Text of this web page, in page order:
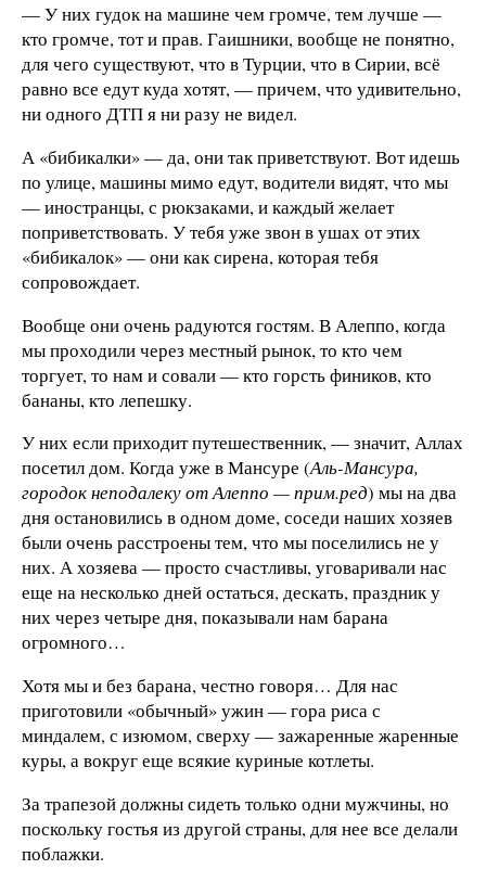
— У них гудок на машине чем громче, тем лучше —
кто громче, тот и прав. Гаишники, вообще не понятно,
для чего существуют, что в Турции, что в Сирии, всё
равно все едут куда хотят, — причем, что удивительно,
ни одного ДТП я ни разу не видел.
А «бибикалки» — да, они так приветствуют. Вот идешь
по улице, машины мимо едут, водители видят, что мы
— иностранцы, с рюкзаками, и каждый желает
поприветствовать. У тебя уже звон в ушах от этих
«бибикалок» — они как сирена, которая тебя
сопровождает.
Вообще они очень радуются гостям. В Алеппо, когда
мы проходили через местный рынок, то кто чем
торгует, то нам и совали — кто горсть фиников, кто
бананы, кто лепешку.
У них если приходит путешественник, — значит, Аллах
посетил дом. Когда уже в Мансуре (Аль-Мансура,
городок неподалеку от Алеппо — прим.ред) мы на два
дня остановились в одном доме, соседи наших хозяев
были очень расстроены тем, что мы поселились не у
них. А хозяева — просто счастливы, уговаривали нас
еще на несколько дней остаться, дескать, праздник у
них через четыре дня, показывали нам барана
огромного…
Хотя мы и без барана, честно говоря… Для нас
приготовили «обычный» ужин — гора риса с
миндалем, с изюмом, сверху — зажаренные жаренные
куры, а вокруг еще всякие куриные котлеты.
За трапезой должны сидеть только одни мужчины, но
поскольку гостья из другой страны, для нее все делали
поблажки.